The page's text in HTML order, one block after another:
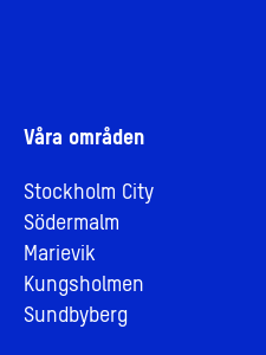
Våra områden
Stockholm City
Södermalm
Marievik
Kungsholmen
Sundbyberg